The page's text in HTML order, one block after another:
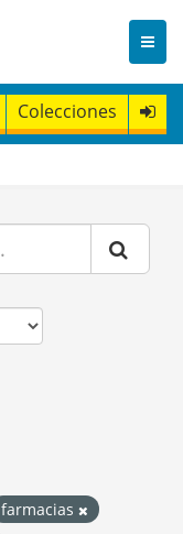
Colecciones
farmacias